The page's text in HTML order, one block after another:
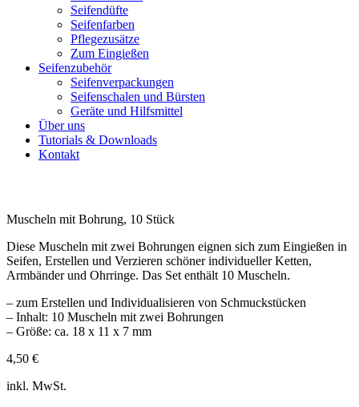
Seifendüfte
Seifenfarben
Pflegezusätze
Zum Eingießen
Seifenzubehör
Seifenverpackungen
Seifenschalen und Bürsten
Geräte und Hilfsmittel
Über uns
Tutorials & Downloads
Kontakt
Muscheln mit Bohrung, 10 Stück
Diese Muscheln mit zwei Bohrungen eignen sich zum Eingießen in
Seifen, Erstellen und Verzieren schöner individueller Ketten,
Armbänder und Ohrringe. Das Set enthält 10 Muscheln.
– zum Erstellen und Individualisieren von Schmuckstücken
– Inhalt: 10 Muscheln mit zwei Bohrungen
– Größe: ca. 18 x 11 x 7 mm
4,50 €
inkl. MwSt.